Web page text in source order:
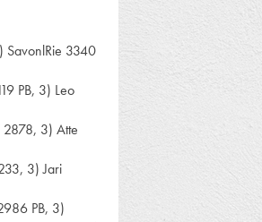
SavonlRie 3340
PB, 3) Leo
3) Atte
3) Jari
PB, 3)